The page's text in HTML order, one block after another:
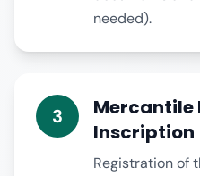
needed).
3
Mercantile
Inscription
Registration of